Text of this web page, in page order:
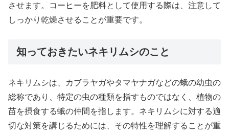
させます。コーヒーを肥料として使用する際は、注意して
しっかり乾燥させることが重要です。
知っておきたいネキリムシのこと
ネキリムシは、カブラヤガやタマヤナガなどの蛾の幼虫の
総称であり、特定の虫の種類を指すものではなく、植物の
苗を摂食する蛾の仲間を指します。ネキリムシに対する適
切な対策を講じるためには、その特性を理解することが重